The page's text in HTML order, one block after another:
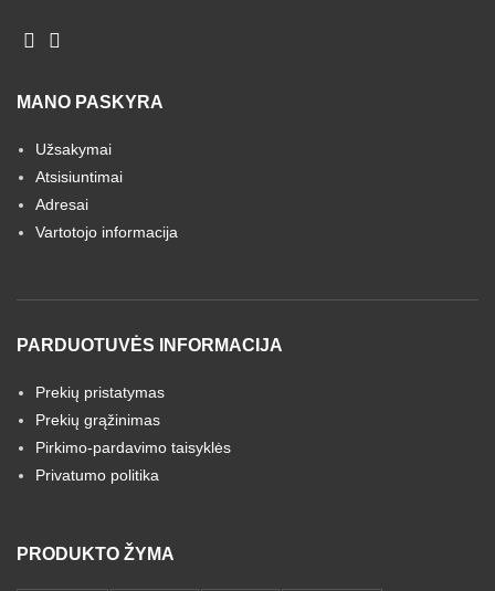
MANO PASKYRA
Užsakymai
Atsisiuntimai
Adresai
Vartotojo informacija
PARDUOTUVĖS INFORMACIJA
Prekių pristatymas
Prekių grąžinimas
Pirkimo-pardavimo taisyklės
Privatumo politika
PRODUKTO ŽYMA